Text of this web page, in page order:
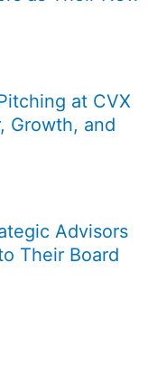
at CVX
Growth, and
Advisors
Their Board